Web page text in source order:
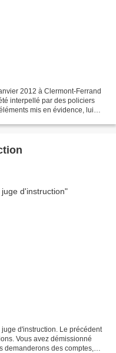
2012 à Clermont-Ferrand
interpellé par des policiers
mis en évidence, lui
d'instruction. Le précédent
Vous avez démissionné
demanderons des comptes,